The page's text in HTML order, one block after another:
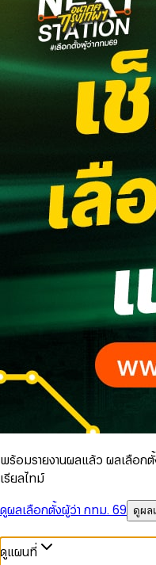
พร้อมรายงานผลแล้ว ผลเลือก
เรียลไทม์
ดูผลเลือกตั้งผู้ว่า กทม. 69
ดูผล
ดูแผนที่